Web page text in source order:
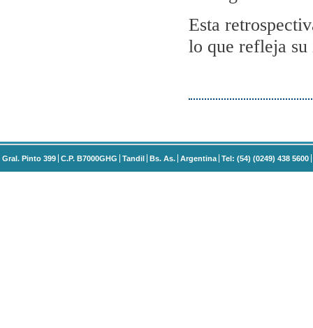
Esta
lo que refleja
Gral. Pinto 399 C.P. B7000GHG Tandil Bs. As. Argentina Tel: (54) (0249) 438 5600